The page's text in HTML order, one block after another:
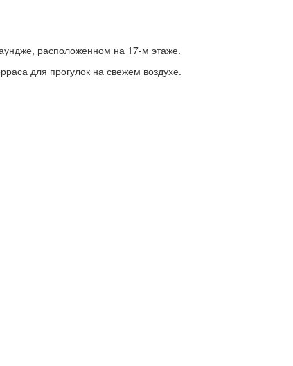
расположенном на 17-м этаже.
для прогулок на свежем воздухе.